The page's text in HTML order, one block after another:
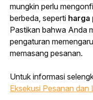
mungkin perlu
berbeda, seperti harga
Pastikan bahwa Anda
pengaturan
memasang pesanan.
Untuk informasi
Eksekusi Pesanan dan